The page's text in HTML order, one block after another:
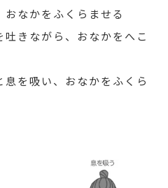
なかをふくらませる
きながら、おなかをへこ
を吸い、おなかをふくら